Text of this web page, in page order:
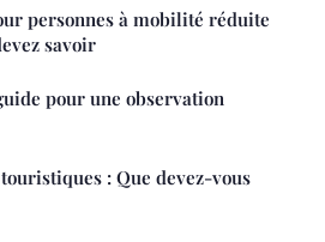
personnes à mobilité réduite
savoir
pour une observation
: Que devez-vous